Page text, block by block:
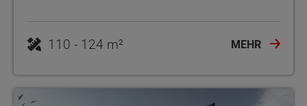
110 - 124 m² MEHR